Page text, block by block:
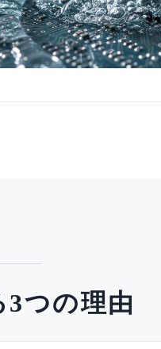
つの理由